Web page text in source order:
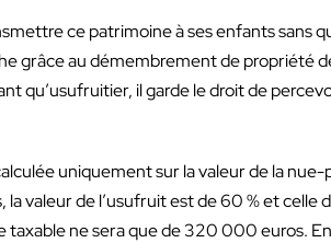
ce patrimoine à ses enfants sans
grâce au démembrement de propriété
qu’usufruitier, il garde le droit de
uniquement sur la valeur de la
la valeur de l’usufruit est de 60 % et
ne sera que de 320 000 euros.